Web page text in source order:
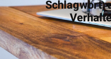
Schlagwort: